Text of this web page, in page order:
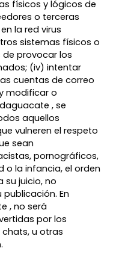
físicos y lógicos de
o terceras
la red virus
sistemas físicos o
provocar los
(iv) intentar
cuentas de correo
modificar o
, se
aquellos
vulneren el respeto
sean
pornográficos,
o la infancia, el orden
su juicio, no
En
, no será
por los
u otras